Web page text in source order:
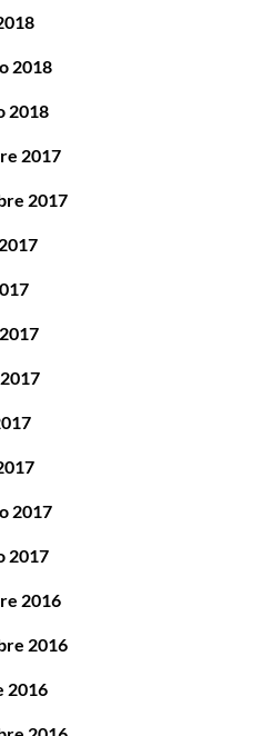
2018
2018
2017
2017
2017
2017
2016
2016
2016